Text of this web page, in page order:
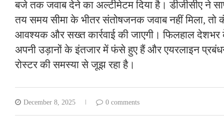
बजे तक जवाब देने का अल्टीमेटम दिया है। डीजीसीए ने
तय समय सीमा के भीतर संतोषजनक जवाब नहीं मिला, तो
आवश्यक और सख्त कार्रवाई की जाएगी। फिलहाल देशभर
अपनी उड़ानों के इंतजार में फंसे हुए हैं और एयरलाइन
रोस्टर की समस्या से जूझ रहा है।
December 8, 2025 0 comments